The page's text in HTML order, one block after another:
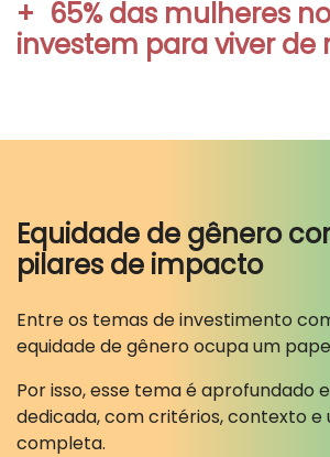
+ 65% das mulheres
investem para viver de
Equidade de gênero
pilares de impacto
Entre os temas de investimento
equidade de gênero ocupa um
Por isso, esse tema é aprofundado
dedicada, com critérios, contexto e
completa.